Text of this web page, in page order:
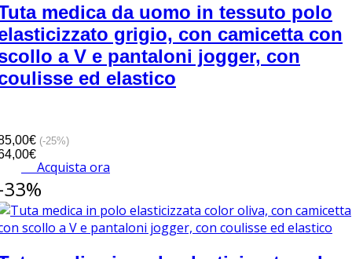
medica da uomo in tessuto polo
grigio, con camicetta con
a V e pantaloni jogger, con
ed elastico
(-25%)
Acquista ora